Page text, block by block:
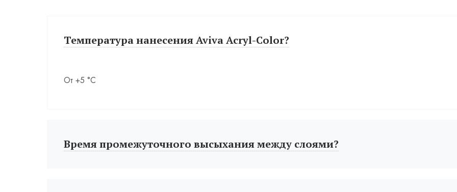
Температура нанесения Aviva Acryl-Color?
От +5 °С
Время промежуточного высыхания между слоями?